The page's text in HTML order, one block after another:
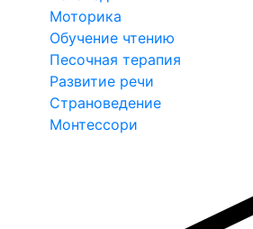
Моторика
Обучение чтению
Песочная терапия
Развитие речи
Страноведение
Монтессори